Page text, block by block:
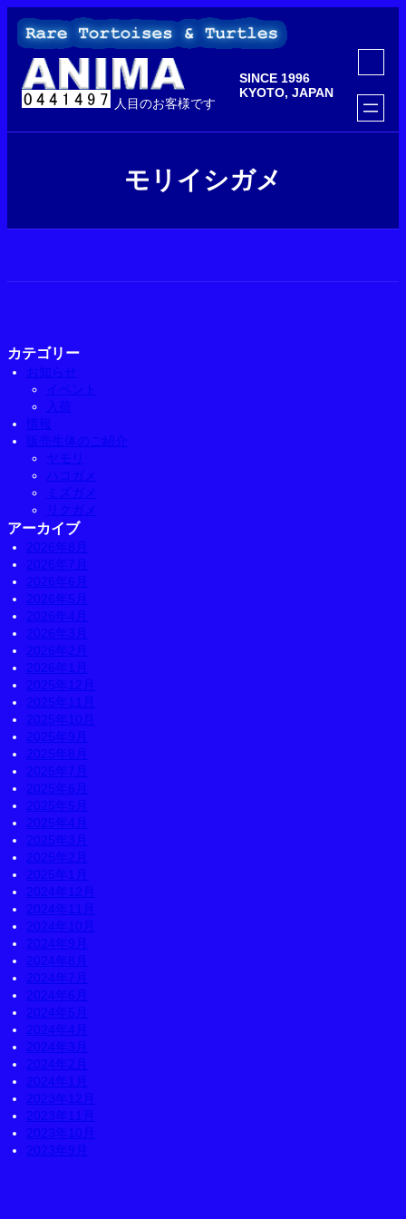
を
人目のお客様です
SINCE 1996
KYOTO, JAPAN
ア
コ
ン
リ
ン
ク
モリイシガメ
カテゴリー
お知らせ
イベント
入荷
情報
販売生体のご紹介
ヤモリ
ハコガメ
ミズガメ
リクガメ
アーカイブ
2026年8月
2026年7月
2026年6月
2026年5月
2026年4月
2026年3月
2026年2月
2026年1月
2025年12月
2025年11月
2025年10月
2025年9月
2025年8月
2025年7月
2025年6月
2025年5月
2025年4月
2025年3月
2025年2月
2025年1月
2024年12月
2024年11月
2024年10月
2024年9月
2024年8月
2024年7月
2024年6月
2024年5月
2024年4月
2024年3月
2024年2月
2024年1月
2023年12月
2023年11月
2023年10月
2023年9月